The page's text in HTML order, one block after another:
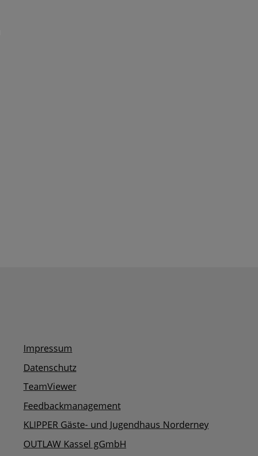
Impressum
Datenschutz
TeamViewer
Feedbackmanagement
KLIPPER Gäste- und Jugendhaus Norderney
OUTLAW Kassel gGmbH